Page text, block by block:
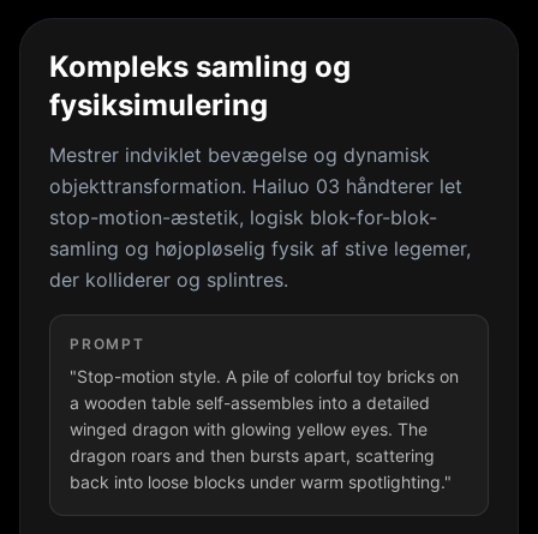
Kompleks samling og
fysiksimulering
Mestrer indviklet bevægelse og dynamisk
objekttransformation. Hailuo 03 håndterer let
stop-motion-æstetik, logisk blok-for-blok-
samling og højopløselig fysik af stive legemer,
der kolliderer og splintres.
PROMPT
"Stop-motion style. A pile of colorful toy bricks on
a wooden table self-assembles into a detailed
winged dragon with glowing yellow eyes. The
dragon roars and then bursts apart, scattering
back into loose blocks under warm spotlighting."